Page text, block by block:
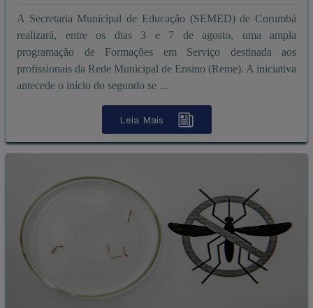
A Secretaria Municipal de Educação (SEMED) de Corumbá
realizará, entre os dias 3 e 7 de agosto, uma ampla
programação de Formações em Serviço destinada aos
profissionais da Rede Municipal de Ensino (Reme). A iniciativa
antecede o início do segundo se ...
Leia Mais